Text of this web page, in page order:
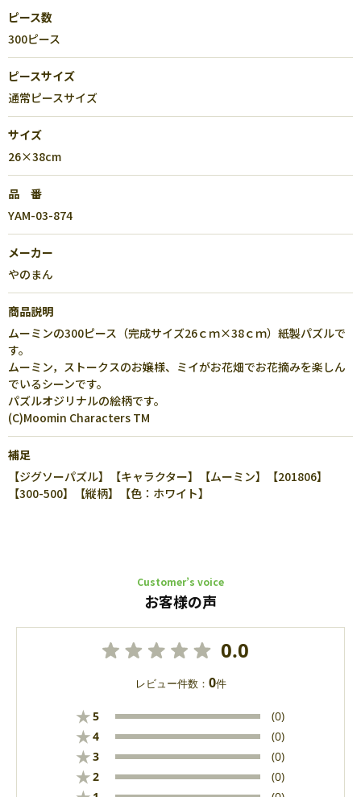
ピース数
300ピース
ピースサイズ
通常ピースサイズ
サイズ
26×38cm
品 番
YAM-03-874
メーカー
やのまん
商品説明
ムーミンの300ピース（完成サイズ26ｃｍ×38ｃｍ）紙製パズルで
す。
ムーミン，ストークスのお嬢様、ミイがお花畑でお花摘みを楽しん
でいるシーンです。
パズルオジリナルの絵柄です。
(C)Moomin Characters TM
補足
【ジグソーパズル】【キャラクター】【ムーミン】【201806】
【300-500】【縦柄】【色：ホワイト】
Customer’s voice
お客様の声
0.0
レビュー件数： 0件
★5 (0)
★4 (0)
★3 (0)
★2 (0)